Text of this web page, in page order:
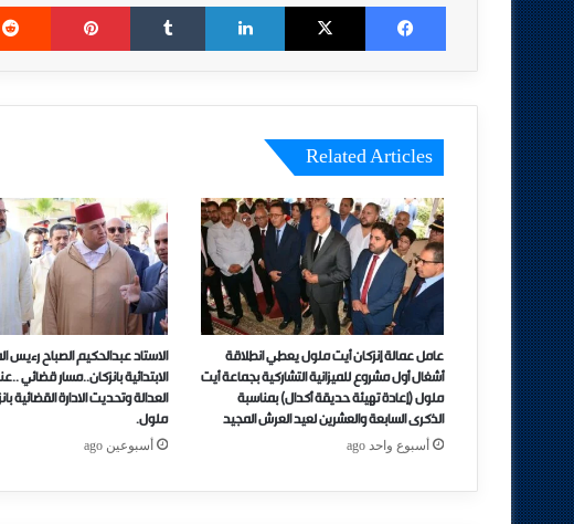
Facebook
X
LinkedIn
Tumblr
Related Articles
عامل عمالة إنزكان أيت ملول يعطي انطلاقة
أشغال أول مشروع للميزانية التشاركية بجماعة أيت
ملول (إعادة تهيئة حديقة أكدال) بمناسبة
الذكرى السابعة والعشرين لعيد العرش المجيد
أسبوع واحد ago
الاستاد عبدالحكيم الصباح رءيس
الابتدائية بانزكان..مسار قضائي
العدالة وتحديت الادارة القضائية
ملول.
أسبوعين ago